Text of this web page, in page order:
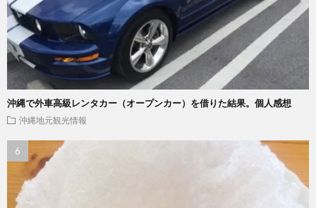
沖縄で外車高級レンタカー（オープンカー）を借りた結果。個人感想
沖縄地元観光情報